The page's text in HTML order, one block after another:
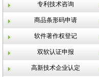
专利技术咨询
商品条形码申请
软件著作权登记
双软认证申报
高新技术企业认定